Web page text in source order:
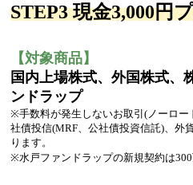
STEP3 現金3,000
【対象商品】
国内上場株式、外国株式、
ンドラップ
※手数料が発生しないお取引(ノーロ
社債投信(MRF、公社債投資信託)、外
ります。
※水戸ファンドラップの新規契約は300